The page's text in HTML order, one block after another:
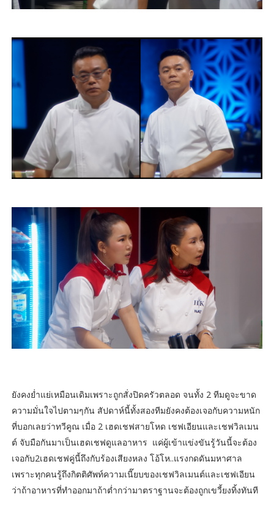
ยังคงย่ำแย่เหมือนเดิมเพราะถูกสั่งปิดครัวตลอด จนทั้ง 2 ทีมดูจะขาด
ความมั่นใจไปตามๆกัน สัปดาห์นี้ทั้งสองทีมยังคงต้องเจอกับความหนัก
ที่บอกเลยว่าทวีคูณ เมื่อ 2 เฮดเชฟสายโหด เชฟเอียนและเชฟวิลเมน
ต์ จับมือกันมาเป็นเฮดเชฟดูแลอาหาร แค่ผู้เข้าแข่งขันรู้วันนี้จะต้อง
เจอกับ2เฮดเชฟคู่นี้ถึงกับร้องเสียงหลง โอ้โห..แรงกดดันมหาศาล
เพราะทุกคนรู้ถึงกิตติศัพท์ความเนี๊ยบของเชฟวิลเมนต์และเชฟเอียน
ว่าถ้าอาหารที่ทำออกมาถ้าต่ำกว่ามาตราฐานจะต้องถูกเขวี้ยงทิ้งทันที